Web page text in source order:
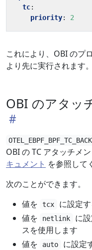
tc:
priority: 2
これにより、OBI のプ
より先に実行されます。
OBI のアタッ
OBI の TC アタッチメ
キュメント を参照して
次のことができます。
値を
tcx
に設定
値を
netlink
に
スを使用します
値を
auto
に設定